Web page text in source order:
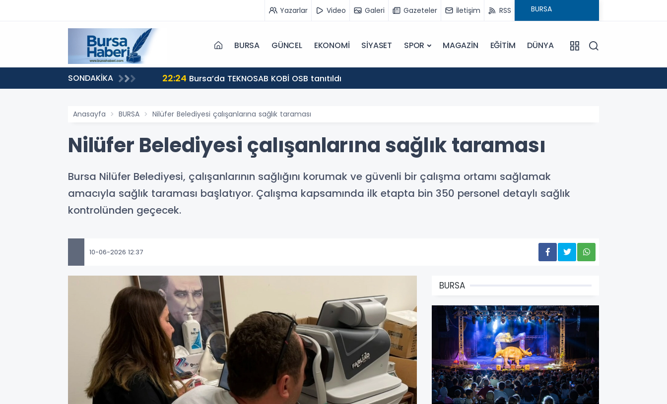
Yazarlar Video Galeri Gazeteler İletişim RSS
BURSA GÜNCEL EKONOMİ SİYASET SPOR MAGAZİN EĞİTİM DÜNYA
SONDAKİKA 22:24 Bursa’da TEKNOSAB KOBİ OSB tanıtıldı
Anasayfa BURSA Nilüfer Belediyesi çalışanlarına sağlık taraması
Nilüfer Belediyesi çalışanlarına sağlık taraması
Bursa Nilüfer Belediyesi, çalışanlarının sağlığını korumak ve güvenli bir çalışma ortamı sağlamak
amacıyla sağlık taraması başlatıyor. Çalışma kapsamında ilk etapta bin 350 personel detaylı sağlık
kontrolünden geçecek.
10-06-2026 12:37
BURSA